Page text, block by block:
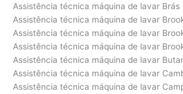
Assistência técnica máquina de lavar Brás
Assistência técnica máquina de lavar
Assistência técnica máquina de lavar
Assistência técnica máquina de lavar
Assistência técnica máquina de lavar
Assistência técnica máquina de lavar
Assistência técnica máquina de lavar